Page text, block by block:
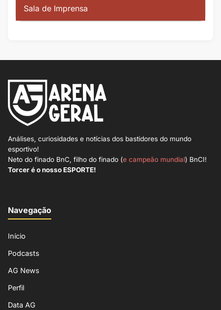
Sala de Imprensa
Análises, curiosidades e notícias dos bastidores do mundo
esportivo!
Neto do finado BnC, filho do finado (e campeão mundial) BnCI!
Torcer é o nosso ESPORTE!
Navegação
Início
Podcasts
AG News
Perfil
Data AG